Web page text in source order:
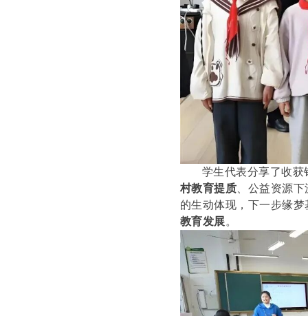
学生代表分享了收
村教育提质 、公益资源
的生动体现，下一步缘
教育发展。